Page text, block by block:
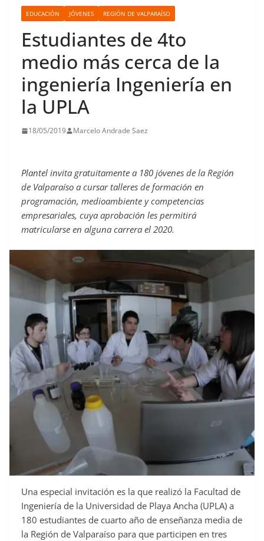
EDUCACIÓN JÓVENES REGIÓN DE VALPARAÍSO
Estudiantes de 4to
medio más cerca de la
ingeniería Ingeniería en
la UPLA
18/05/2019 Marcelo Andrade Saez
Plantel invita gratuitamente a 180 jóvenes de la Región
de Valparaíso a cursar talleres de formación en
programación, medioambiente y competencias
empresariales, cuya aprobación les permitirá
matricularse en alguna carrera el 2020.
Una especial invitación es la que realizó la Facultad de
Ingeniería de la Universidad de Playa Ancha (UPLA) a
180 estudiantes de cuarto año de enseñanza media de
la Región de Valparaíso para que participen en tres